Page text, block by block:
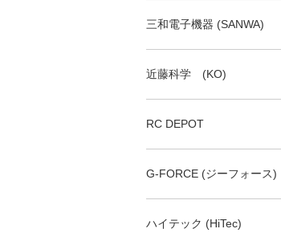
三和電子機器 (SANWA)
近藤科学 (KO)
RC DEPOT
G-FORCE (ジーフォース)
ハイテック (HiTec)